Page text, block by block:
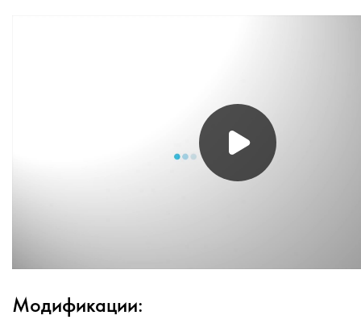
Модификации: